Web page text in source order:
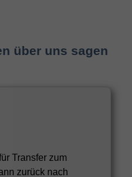
über uns sagen
Transfer zum
zurück nach